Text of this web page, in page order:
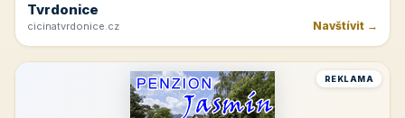
Tvrdonice
cicinatvrdonice.cz Navštívit →
REKLAMA